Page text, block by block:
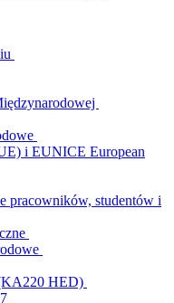
i EUNICE European
pracowników, studentów i
HED)